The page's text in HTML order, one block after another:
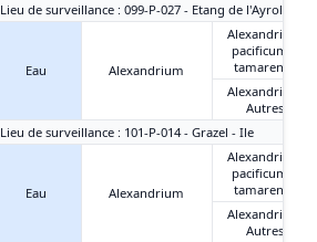
Lieu de surveillance : 099-P-027 - Etang de l'Ayrolle -
Eau Alexandrium
Alexandrium
pacificum +
tamarense
Alexandrium
Autres
Lieu de surveillance : 101-P-014 - Grazel - Ile
Eau Alexandrium
Alexandrium
pacificum +
tamarense
Alexandrium
Autres